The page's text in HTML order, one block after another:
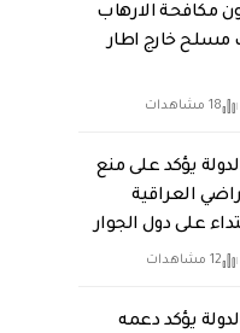
مكافحة الارهاب
خارج اطار
18 مشاهدات
يؤكد على منع
العراقية
على دول الجوار
12 مشاهدات
يؤكد دعمه